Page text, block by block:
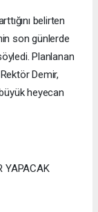
belirten
son günlerde
Planlanan
Rektör Demir,
heyecan
YAPACAK